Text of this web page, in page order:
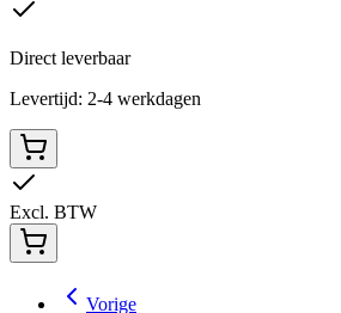
Direct leverbaar
Levertijd: 2-4 werkdagen
Excl. BTW
Vorige